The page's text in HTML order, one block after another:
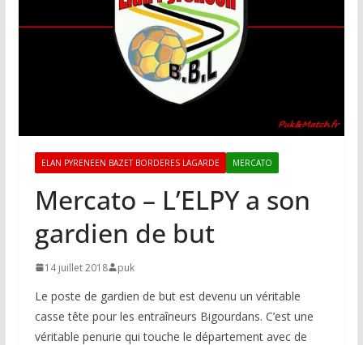
ELAN PYRENEEN BAZET BORDERES LAGARDE MERCATO
Mercato – L’ELPY a son
gardien de but
14 juillet 2018 puk
Le poste de gardien de but est devenu un véritable
casse tête pour les entraîneurs Bigourdans. C’est une
véritable penurie qui touche le département avec de